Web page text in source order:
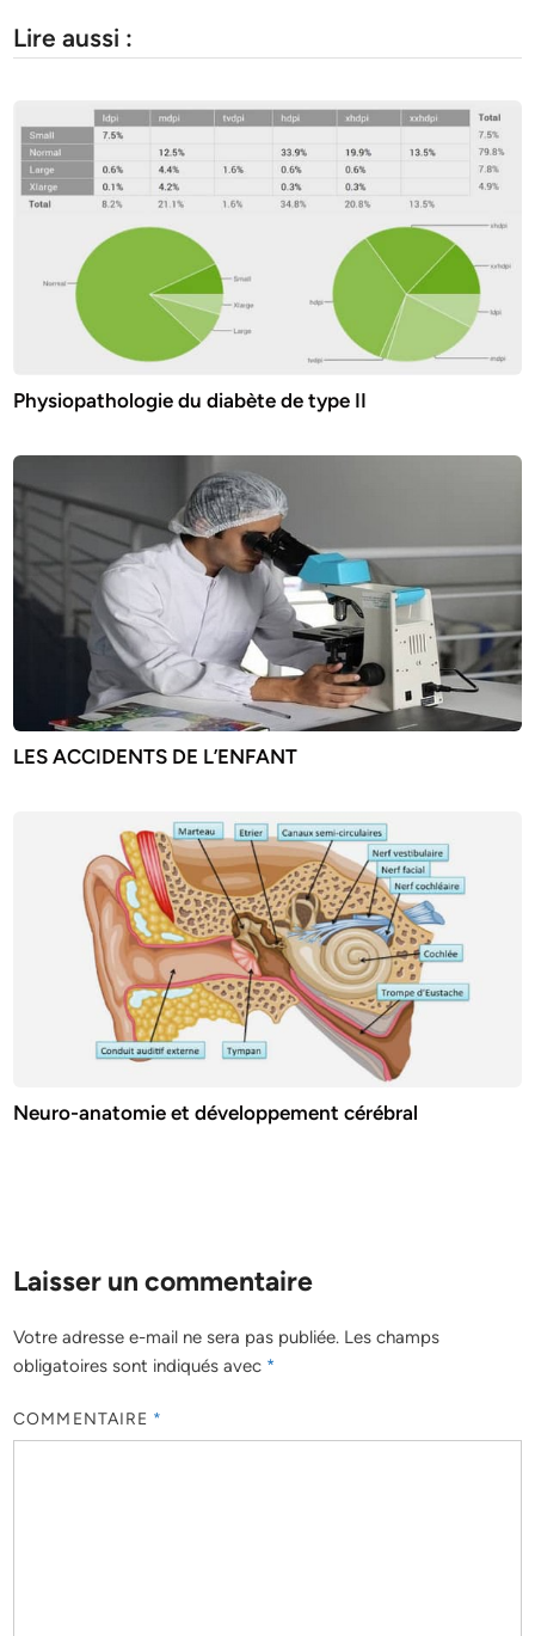
Lire aussi :
Physiopathologie du diabète de type II
LES ACCIDENTS DE L’ENFANT
Neuro-anatomie et développement cérébral
Laisser un commentaire
Votre adresse e-mail ne sera pas publiée. Les champs
obligatoires sont indiqués avec *
COMMENTAIRE *